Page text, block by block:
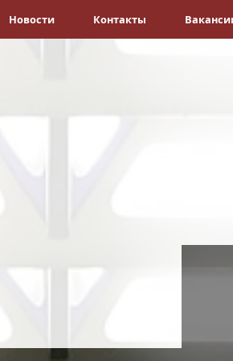
Новости Контакты